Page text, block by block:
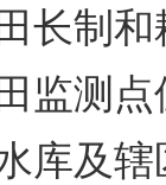
长制
监测
库及